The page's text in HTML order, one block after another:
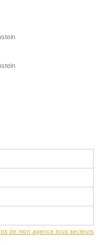
de mon agence tous secteurs